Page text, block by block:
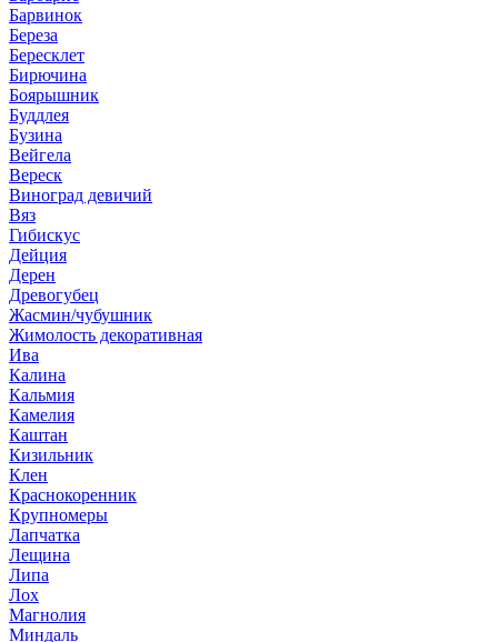
Барвинок
Береза
Бересклет
Бирючина
Боярышник
Буддлея
Бузина
Вейгела
Вереск
Виноград девичий
Вяз
Гибискус
Дейция
Дерен
Древогубец
Жасмин/чубушник
Жимолость декоративная
Ива
Калина
Кальмия
Камелия
Каштан
Кизильник
Клен
Краснокоренник
Крупномеры
Лапчатка
Лещина
Липа
Лох
Магнолия
Миндаль